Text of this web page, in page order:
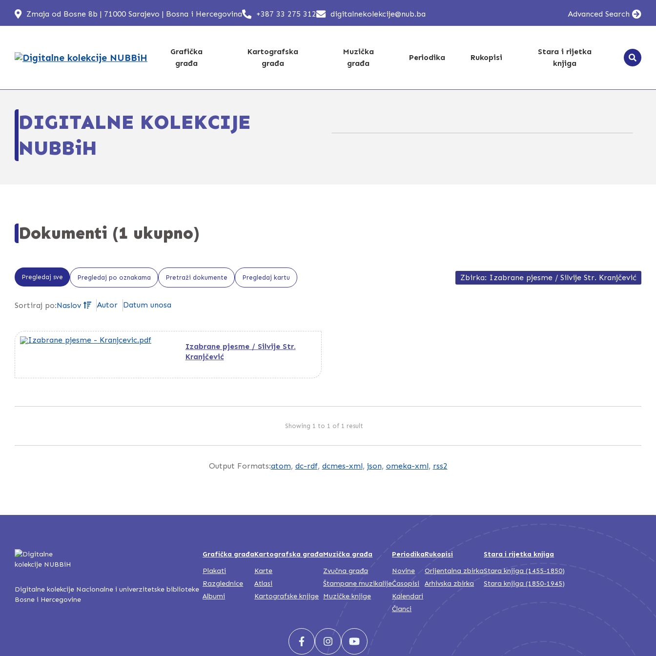
Zmaja od Bosne 8b | 71000 Sarajevo | Bosna i Hercegovina +387 33 275 312 digitalnekolekcije@nub.ba Advanced Search
Grafička
građa
Kartografska
građa
Muzička
građa
Periodika Rukopisi
Stara i rijetka
knjiga
DIGITALNE KOLEKCIJE
NUBBiH
Dokumenti (1 ukupno)
Pregledaj sve Pregledaj po oznakama Pretraži dokumente Pregledaj kartu Zbirka: Izabrane pjesme / Silvije Str. Kranjčević
Sortiraj po:Naslov Autor Datum unosa
Izabrane pjesme / Silvije Str.
Kranjčević
Showing 1 to 1 of 1 result
Output Formats:atom, dc-rdf, dcmes-xml, json, omeka-xml, rss2
Digitalne kolekcije Nacionalne i univerzitetske biblioteke
Bosne i Hercegovine
Grafička građa
Plakati
Razglednice
Albumi
Kartografska građa
Karte
Atlasi
Kartografske knjige
Muzička građa
Zvučna građa
Štampane muzikalije
Muzičke knjige
Periodika
Novine
Časopisi
Kalendari
Članci
Rukopisi
Orijentalna zbirka
Arhivska zbirka
Stara i rijetka knjiga
Stara knjiga (1455-1850)
Stara knjiga (1850-1945)